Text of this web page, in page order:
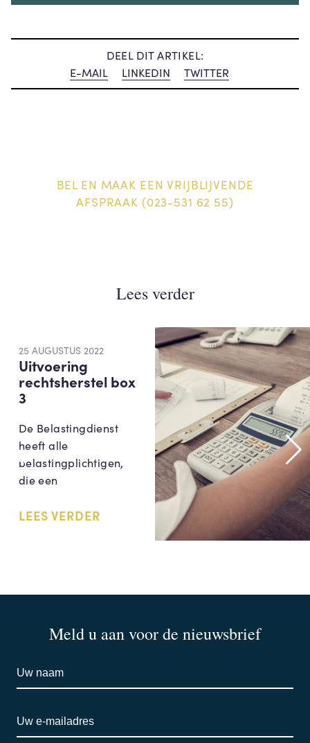
DEEL DIT ARTIKEL:
E-MAIL
LINKEDIN TWITTER
BEL EN MAAK EEN VRIJBLIJVENDE
AFSPRAAK (023-531 62 55)
Lees verder
25 AUGUSTUS 2022
Uitvoering
rechtsherstel box
3
De Belastingdienst
heeft alle
belastingplichtigen,
die een
LEES VERDER
Meld u aan voor de nieuwsbrief